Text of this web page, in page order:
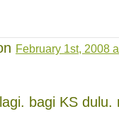
February 1st, 2008
bagi KS dulu.